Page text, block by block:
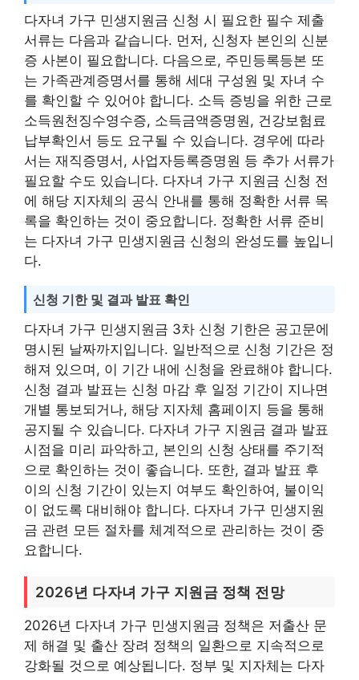
다자녀 가구 민생지원금 신청 시 필요한 필수 제출
서류는 다음과 같습니다. 먼저, 신청자 본인의 신분
증 사본이 필요합니다. 다음으로, 주민등록등본 또
는 가족관계증명서를 통해 세대 구성원 및 자녀 수
를 확인할 수 있어야 합니다. 소득 증빙을 위한 근로
소득원천징수영수증, 소득금액증명원, 건강보험료
납부확인서 등도 요구될 수 있습니다. 경우에 따라
서는 재직증명서, 사업자등록증명원 등 추가 서류가
필요할 수도 있습니다. 다자녀 가구 지원금 신청 전
에 해당 지자체의 공식 안내를 통해 정확한 서류 목
록을 확인하는 것이 중요합니다. 정확한 서류 준비
는 다자녀 가구 민생지원금 신청의 완성도를 높입니
다.
신청 기한 및 결과 발표 확인
다자녀 가구 민생지원금 3차 신청 기한은 공고문에
명시된 날짜까지입니다. 일반적으로 신청 기간은 정
해져 있으며, 이 기간 내에 신청을 완료해야 합니다.
신청 결과 발표는 신청 마감 후 일정 기간이 지나면
개별 통보되거나, 해당 지자체 홈페이지 등을 통해
공지될 수 있습니다. 다자녀 가구 지원금 결과 발표
시점을 미리 파악하고, 본인의 신청 상태를 주기적
으로 확인하는 것이 좋습니다. 또한, 결과 발표 후
이의 신청 기간이 있는지 여부도 확인하여, 불이익
이 없도록 대비해야 합니다. 다자녀 가구 민생지원
금 관련 모든 절차를 체계적으로 관리하는 것이 중
요합니다.
2026년 다자녀 가구 지원금 정책 전망
2026년 다자녀 가구 민생지원금 정책은 저출산 문
제 해결 및 출산 장려 정책의 일환으로 지속적으로
강화될 것으로 예상됩니다. 정부 및 지자체는 다자